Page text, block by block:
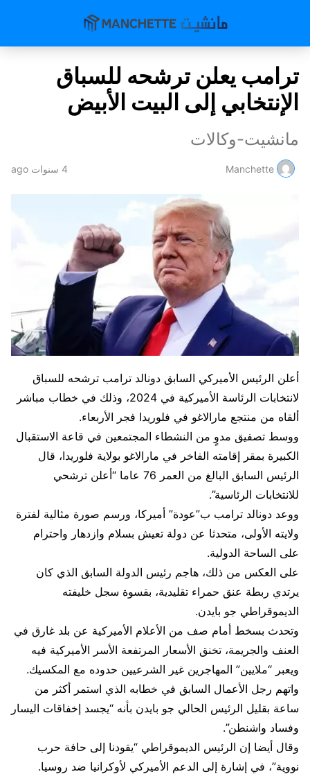
ترامب يعلن ترشحه للسباق
الإنتخابي إلى البيت الأبيض
مانشيت-وكالات
Manchette 4 سنوات ago
أعلن الرئيس الأميركي السابق دونالد ترامب ترشحه للسباق
لانتخابات الرئاسة الأميركية في 2024، وذلك في خطاب مباشر
ألقاه من منتجع مارالاغو في فلوريدا فجر الأربعاء.
ووسط تصفيق مدوٍ من النشطاء المجتمعين في قاعة الاستقبال
الكبيرة بمقر إقامته الفاخر في مارالاغو بولاية فلوريدا، قال
الرئيس السابق البالغ من العمر 76 عاما “أعلن ترشحي
للانتخابات الرئاسية”.
ووعد دونالد ترامب ب”عودة” أميركا، ورسم صورة مثالية لفترة
ولايته الأولى، متحدثا عن دولة تعيش بسلام وازدهار واحترام
على الساحة الدولية.
على العكس من ذلك، هاجم رئيس الدولة السابق الذي كان
يرتدي ربطة عنق حمراء تقليدية، بقسوة سجل خليفته
الديموقراطي جو بايدن.
وتحدث بسخط أمام صف من الأعلام الأميركية عن بلد غارق في
العنف والجريمة، تخنق الأسعار المرتفعة الأسر الأميركية فيه
ويعبر “ملايين” المهاجرين غير الشرعيين حدوده مع المكسيك.
واتهم رجل الأعمال السابق في خطابه الذي استمر أكثر من
ساعة بقليل الرئيس الحالي جو بايدن بأنه “يجسد إخفاقات اليسار
وفساد واشنطن”.
وقال أيضا إن الرئيس الديموقراطي “يقودنا إلى حافة حرب
نووية”، في إشارة إلى الدعم الأميركي لأوكرانيا ضد روسيا.